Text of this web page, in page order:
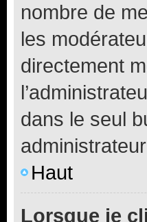
nombre de
les
directement
dans le seul
Haut
Lorsque je